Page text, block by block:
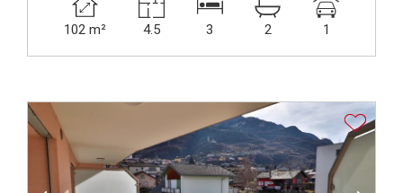
102 m² 4.5 3 2 1